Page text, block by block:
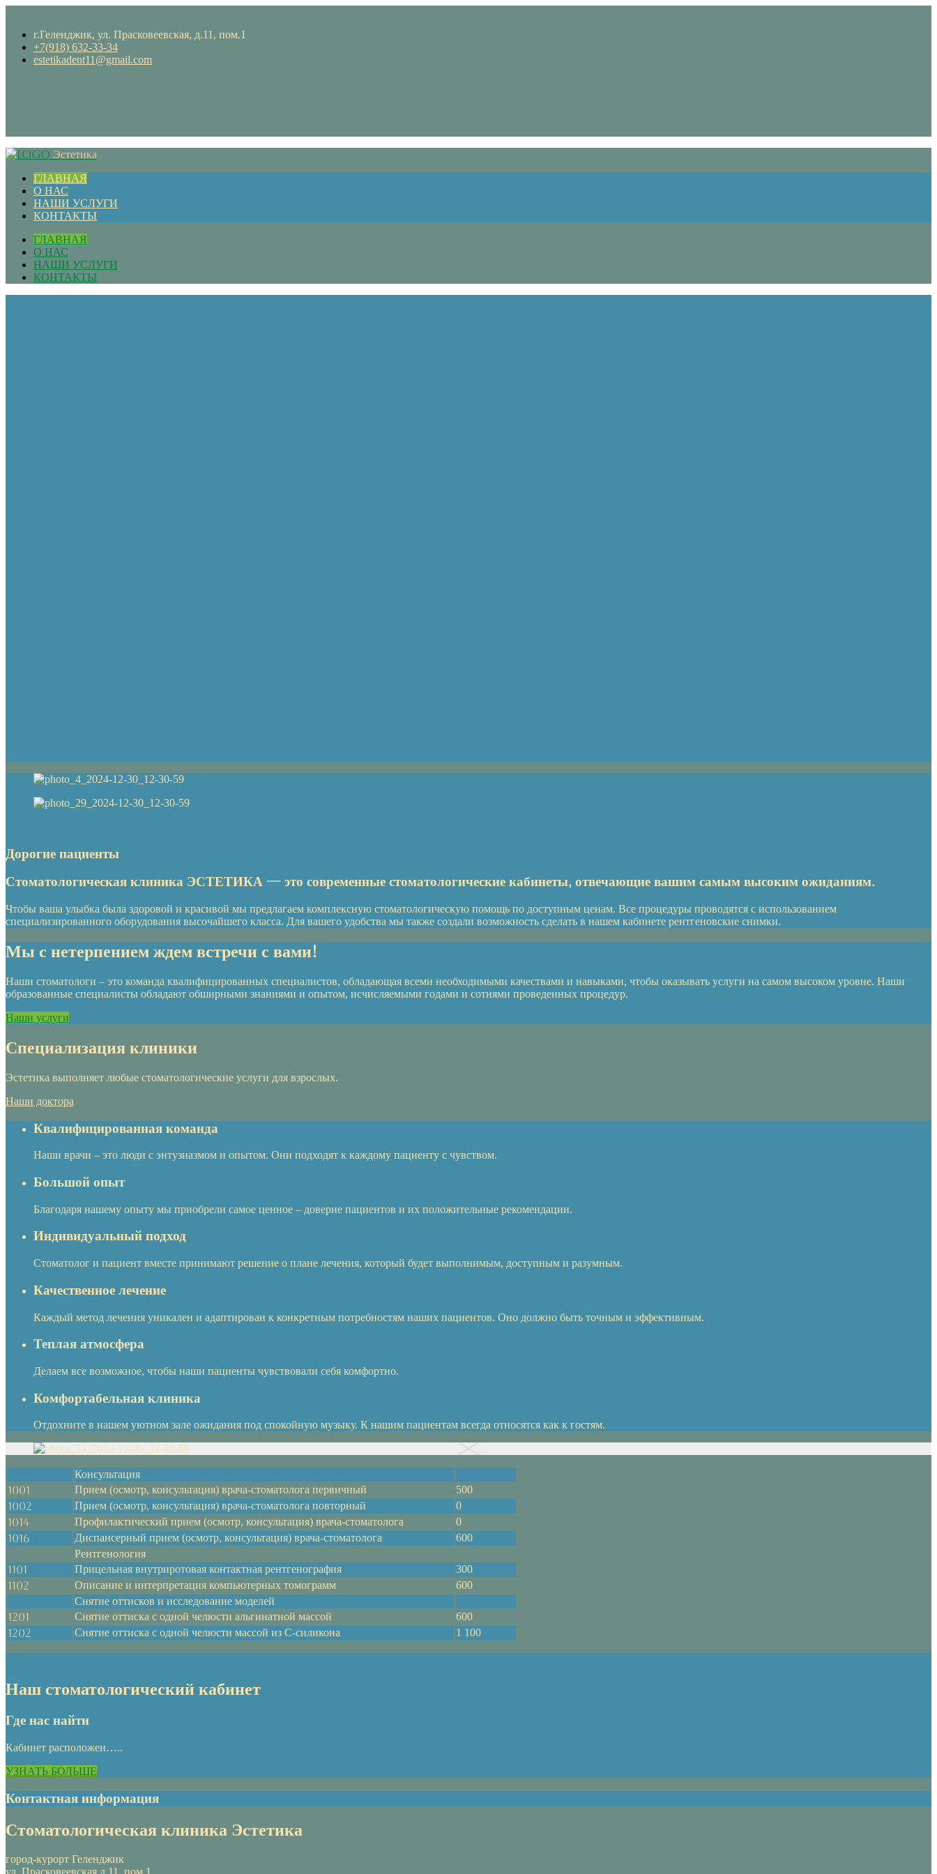
г.Геленджик, ул. Прасковеевская, д.11, пом.1
+7(918) 632-33-34
estetikadent11@gmail.com
Эстетика
ГЛАВНАЯ
О НАС
НАШИ УСЛУГИ
КОНТАКТЫ
ГЛАВНАЯ
О НАС
НАШИ УСЛУГИ
КОНТАКТЫ
Дорогие пациенты
Стоматологическая клиника ЭСТЕТИКА — это современные стоматологические кабинеты, отвечающие вашим самым высоким ожиданиям.
Чтобы ваша улыбка была здоровой и красивой мы предлагаем комплексную стоматологическую помощь по доступным ценам. Все процедуры проводятся с использованием
специализированного оборудования высочайшего класса. Для вашего удобства мы также создали возможность сделать в нашем кабинете рентгеновские снимки.
Мы с нетерпением ждем встречи с вами!
Наши стоматологи – это команда квалифицированных специалистов, обладающая всеми необходимыми качествами и навыками, чтобы оказывать услуги на самом высоком уровне. Наши
образованные специалисты обладают обширными знаниями и опытом, исчисляемыми годами и сотнями проведенных процедур.
Наши услуги
Специализация клиники
Эстетика выполняет любые стоматологические услуги для взрослых.
Наши доктора
Квалифицированная команда
Наши врачи – это люди с энтузиазмом и опытом. Они подходят к каждому пациенту с чувством.
Большой опыт
Благодаря нашему опыту мы приобрели самое ценное – доверие пациентов и их положительные рекомендации.
Индивидуальный подход
Стоматолог и пациент вместе принимают решение о плане лечения, который будет выполнимым, доступным и разумным.
Качественное лечение
Каждый метод лечения уникален и адаптирован к конкретным потребностям наших пациентов. Оно должно быть точным и эффективным.
Теплая атмосфера
Делаем все возможное, чтобы наши пациенты чувствовали себя комфортно.
Комфортабельная клиника
Отдохните в нашем уютном зале ожидания под спокойную музыку. К нашим пациентам всегда относятся как к гостям.
Консультация
1001 Прием (осмотр, консультация) врача-стоматолога первичный 500
1002 Прием (осмотр, консультация) врача-стоматолога повторный 0
1014 Профилактический прием (осмотр, консультация) врача-стоматолога 0
1016 Диспансерный прием (осмотр, консультация) врача-стоматолога
600
Рентгенология
1101 Прицельная внутриротовая контактная рентгенография 300
1102 Описание и интерпретация компьютерных томограмм
600
Снятие оттисков и исследование моделей
1201 Снятие оттиска с одной челюсти альгинатной массой 600
1202 Снятие оттиска с одной челюсти массой из С-силикона 1 100
Наш стоматологический кабинет
Где нас найти
Кабинет расположен…..
УЗНАТЬ БОЛЬШЕ
Контактная информация
Стоматологическая клиника Эстетика
город-курорт Геленджик